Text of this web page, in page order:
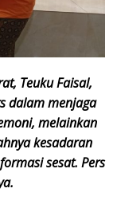
Teuku Faisal,
dalam menjaga
melainkan
kesadaran
sesat. Pers